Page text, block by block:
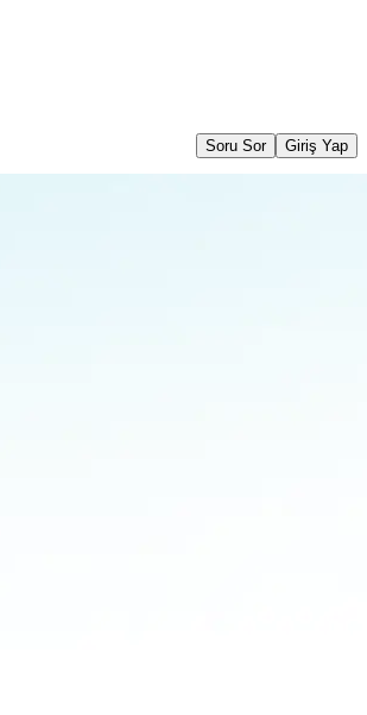
Soru Sor Giriş Yap